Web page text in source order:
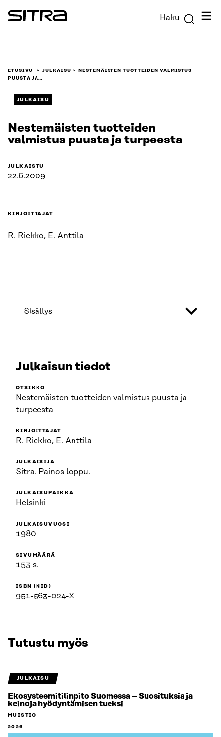
Siirry
suoraan
Sitra Haku
ETUSIVU JULKAISU
NESTEMÄISTEN TUOTTEIDEN VALMISTUS
PUUSTA JA…
JULKAISU
Nestemäisten tuotteiden
valmistus puusta ja turpeesta
JULKAISTU
22.6.2009
KIRJOITTAJAT
R. Riekko, E. Anttila
Sisällys
Julkaisun tiedot
OTSIKKO
Nestemäisten tuotteiden valmistus puusta ja
turpeesta
KIRJOITTAJAT
R. Riekko, E. Anttila
JULKAISIJA
Sitra. Painos loppu.
JULKAISUPAIKKA
Helsinki
JULKAISUVUOSI
1980
SIVUMÄÄRÄ
153 s.
ISBN (NID)
951-563-024-X
Tutustu myös
JULKAISU
Ekosysteemitilinpito Suomessa – Suosituksia ja
keinoja hyödyntämisen tueksi
MUISTIO
2026